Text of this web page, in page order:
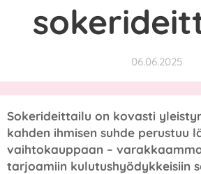
06.06.2025
Sokerideittailu on kovasti
kahden ihmisen suhde perustuu
vaihtokauppaan –
tarjoamiin kulutushyödykkeisiin